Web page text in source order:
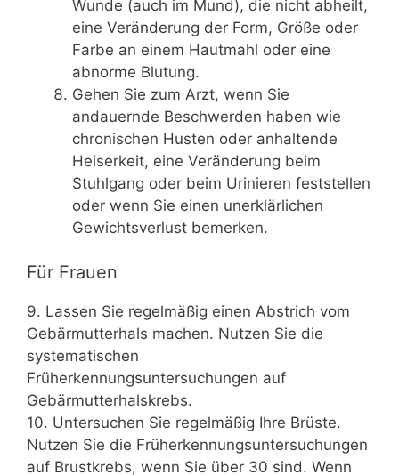
Wunde (auch im Mund), die nicht abheilt,
eine Veränderung der Form, Größe oder
Farbe an einem Hautmahl oder eine
abnorme Blutung.
Gehen Sie zum Arzt, wenn Sie
andauernde Beschwerden haben wie
chronischen Husten oder anhaltende
Heiserkeit, eine Veränderung beim
Stuhlgang oder beim Urinieren feststellen
oder wenn Sie einen unerklärlichen
Gewichtsverlust bemerken.
Für Frauen
9. Lassen Sie regelmäßig einen Abstrich vom
Gebärmutterhals machen. Nutzen Sie die
systematischen
Früherkennungsuntersuchungen auf
Gebärmutterhalskrebs.
10. Untersuchen Sie regelmäßig Ihre Brüste.
Nutzen Sie die Früherkennungsuntersuchungen
auf Brustkrebs, wenn Sie über 30 sind. Wenn